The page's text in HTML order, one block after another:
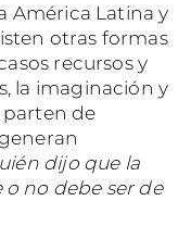
América Latina y
otras formas
recursos y
la imaginación y
parten de
dijo que la
no debe ser de